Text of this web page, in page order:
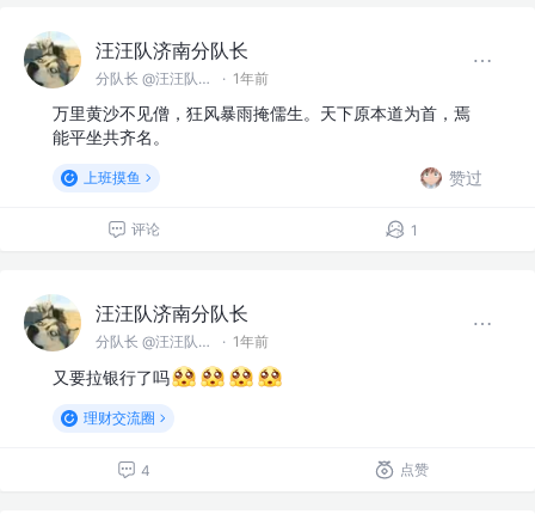
汪汪队济南分队长
分队长 @汪汪队济南分队 · 1年前
万里黄沙不见僧，狂风暴雨掩儒生。天下原本道为首，焉
能平坐共齐名。
上班摸鱼 赞过
评论 1
汪汪队济南分队长
分队长 @汪汪队济南分队 · 1年前
又要拉银行了吗
理财交流圈
4 点赞